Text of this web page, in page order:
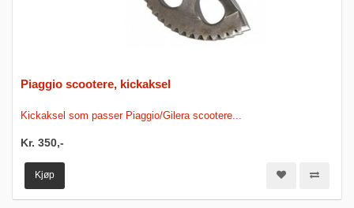
Piaggio scootere, kickaksel
Kickaksel som passer Piaggio/Gilera scootere...
Kr. 350,-
Kjøp